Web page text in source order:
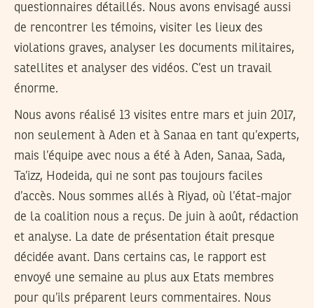
questionnaires détaillés. Nous avons envisagé aussi
de rencontrer les témoins, visiter les lieux des
violations graves, analyser les documents militaires,
satellites et analyser des vidéos. C’est un travail
énorme.
Nous avons réalisé 13 visites entre mars et juin 2017,
non seulement à Aden et à Sanaa en tant qu’experts,
mais l’équipe avec nous a été à Aden, Sanaa, Sada,
Ta’izz, Hodeida, qui ne sont pas toujours faciles
d’accès. Nous sommes allés à Riyad, où l’état-major
de la coalition nous a reçus. De juin à août, rédaction
et analyse. La date de présentation était presque
décidée avant. Dans certains cas, le rapport est
envoyé une semaine au plus aux Etats membres
pour qu’ils préparent leurs commentaires. Nous